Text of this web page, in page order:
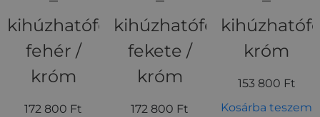
kihúzhatófejes
fehér /
króm
172 800 Ft
kihúzhatófejes
fekete /
króm
172 800 Ft
króm
153 800 Ft
Kosárba teszem